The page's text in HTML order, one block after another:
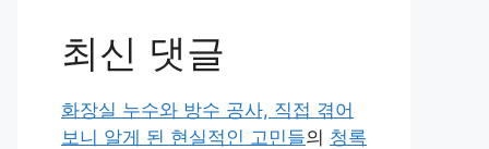
최신 댓글
화장실 누수와 방수 공사, 직접 겪어
보니 알게 된 현실적인 고민들의 청록